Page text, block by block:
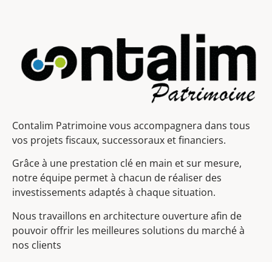
Contalim Patrimoine vous accompagnera dans tous
vos projets fiscaux, successoraux et financiers.
Grâce à une prestation clé en main et sur mesure,
notre équipe permet à chacun de réaliser des
investissements adaptés à chaque situation.
Nous travaillons en architecture ouverture afin de
pouvoir offrir les meilleures solutions du marché à
nos clients